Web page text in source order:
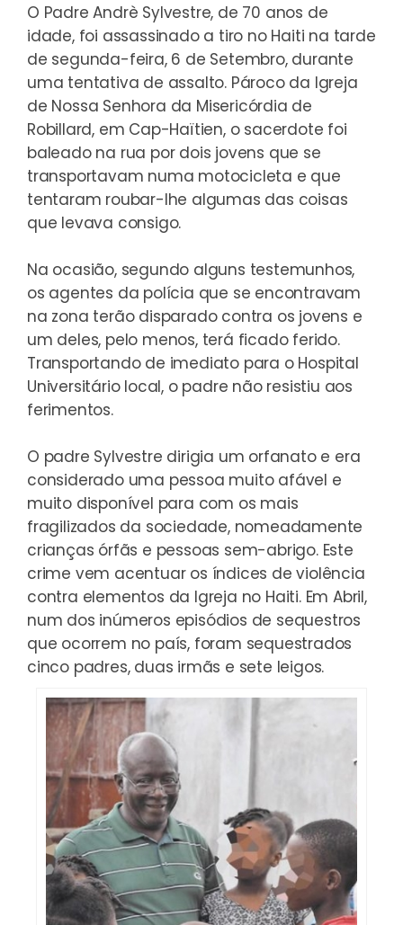
O Padre Andrè Sylvestre, de 70 anos de
idade, foi assassinado a tiro no Haiti na tarde
de segunda-feira, 6 de Setembro, durante
uma tentativa de assalto. Pároco da Igreja
de Nossa Senhora da Misericórdia de
Robillard, em Cap-Haïtien, o sacerdote foi
baleado na rua por dois jovens que se
transportavam numa motocicleta e que
tentaram roubar-lhe algumas das coisas
que levava consigo.
Na ocasião, segundo alguns testemunhos,
os agentes da polícia que se encontravam
na zona terão disparado contra os jovens e
um deles, pelo menos, terá ficado ferido.
Transportando de imediato para o Hospital
Universitário local, o padre não resistiu aos
ferimentos.
O padre Sylvestre dirigia um orfanato e era
considerado uma pessoa muito afável e
muito disponível para com os mais
fragilizados da sociedade, nomeadamente
crianças órfãs e pessoas sem-abrigo. Este
crime vem acentuar os índices de violência
contra elementos da Igreja no Haiti. Em Abril,
num dos inúmeros episódios de sequestros
que ocorrem no país, foram sequestrados
cinco padres, duas irmãs e sete leigos.